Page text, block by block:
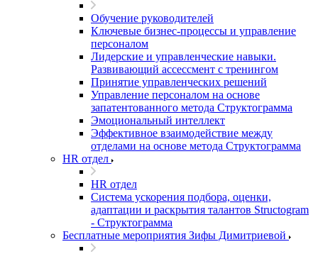
Обучение руководителей
Ключевые бизнес-процессы и управление
персоналом
Лидерские и управленческие навыки.
Развивающий ассессмент с тренингом
Принятие управленческих решений
Управление персоналом на основе
запатентованного метода Структограмма
Эмоциональный интеллект
Эффективное взаимодействие между
отделами на основе метода Структограмма
HR отдел
HR отдел
Система ускорения подбора, оценки,
адаптации и раскрытия талантов Structogram
- Структограмма
Бесплатные мероприятия Зифы Димитриевой